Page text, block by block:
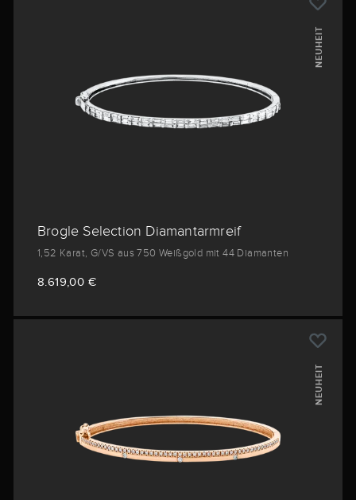
NEUHEIT
Brogle Selection Diamantarmreif
1,52 Karat, G/VS aus 750 Weißgold mit 44 Diamanten
8.619,00 €
NEUHEIT